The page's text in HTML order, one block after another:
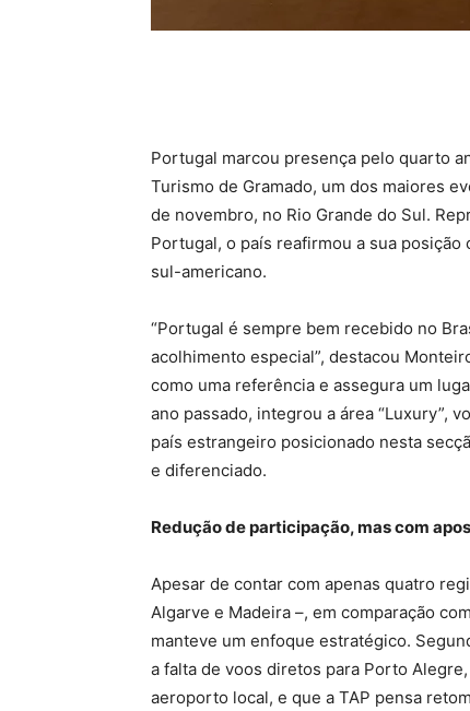
Portugal marcou presença pelo quarto
Turismo de Gramado, um dos maiores
de novembro, no Rio Grande do Sul.
Portugal, o país reafirmou a sua
sul-americano.
“Portugal é sempre bem recebido no
acolhimento especial”, destacou
como uma referência e assegura um
ano passado, integrou a área “Luxury”,
país estrangeiro posicionado nesta
e diferenciado.
Redução de participação, mas com
Apesar de contar com apenas quatro
Algarve e Madeira –, em comparação
manteve um enfoque estratégico.
a falta de voos diretos para Porto
aeroporto local, e que a TAP pensa